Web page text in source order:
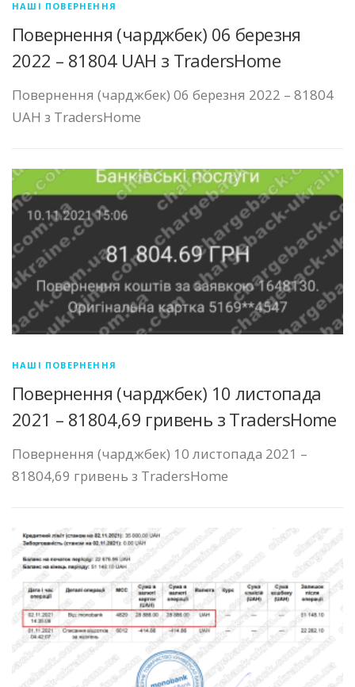
НАШІ ПОВЕРНЕННЯ
Повернення (чарджбек) 06 березня
2022 – 81804 UAH з TradersHome
Повернення (чарджбек) 06 березня 2022 – 81804
UAH з TradersHome
НАШІ ПОВЕРНЕННЯ
Повернення (чарджбек) 10 листопада
2021 – 81804,69 гривень з TradersHome
Повернення (чарджбек) 10 листопада 2021 –
81804,69 гривень з TradersHome